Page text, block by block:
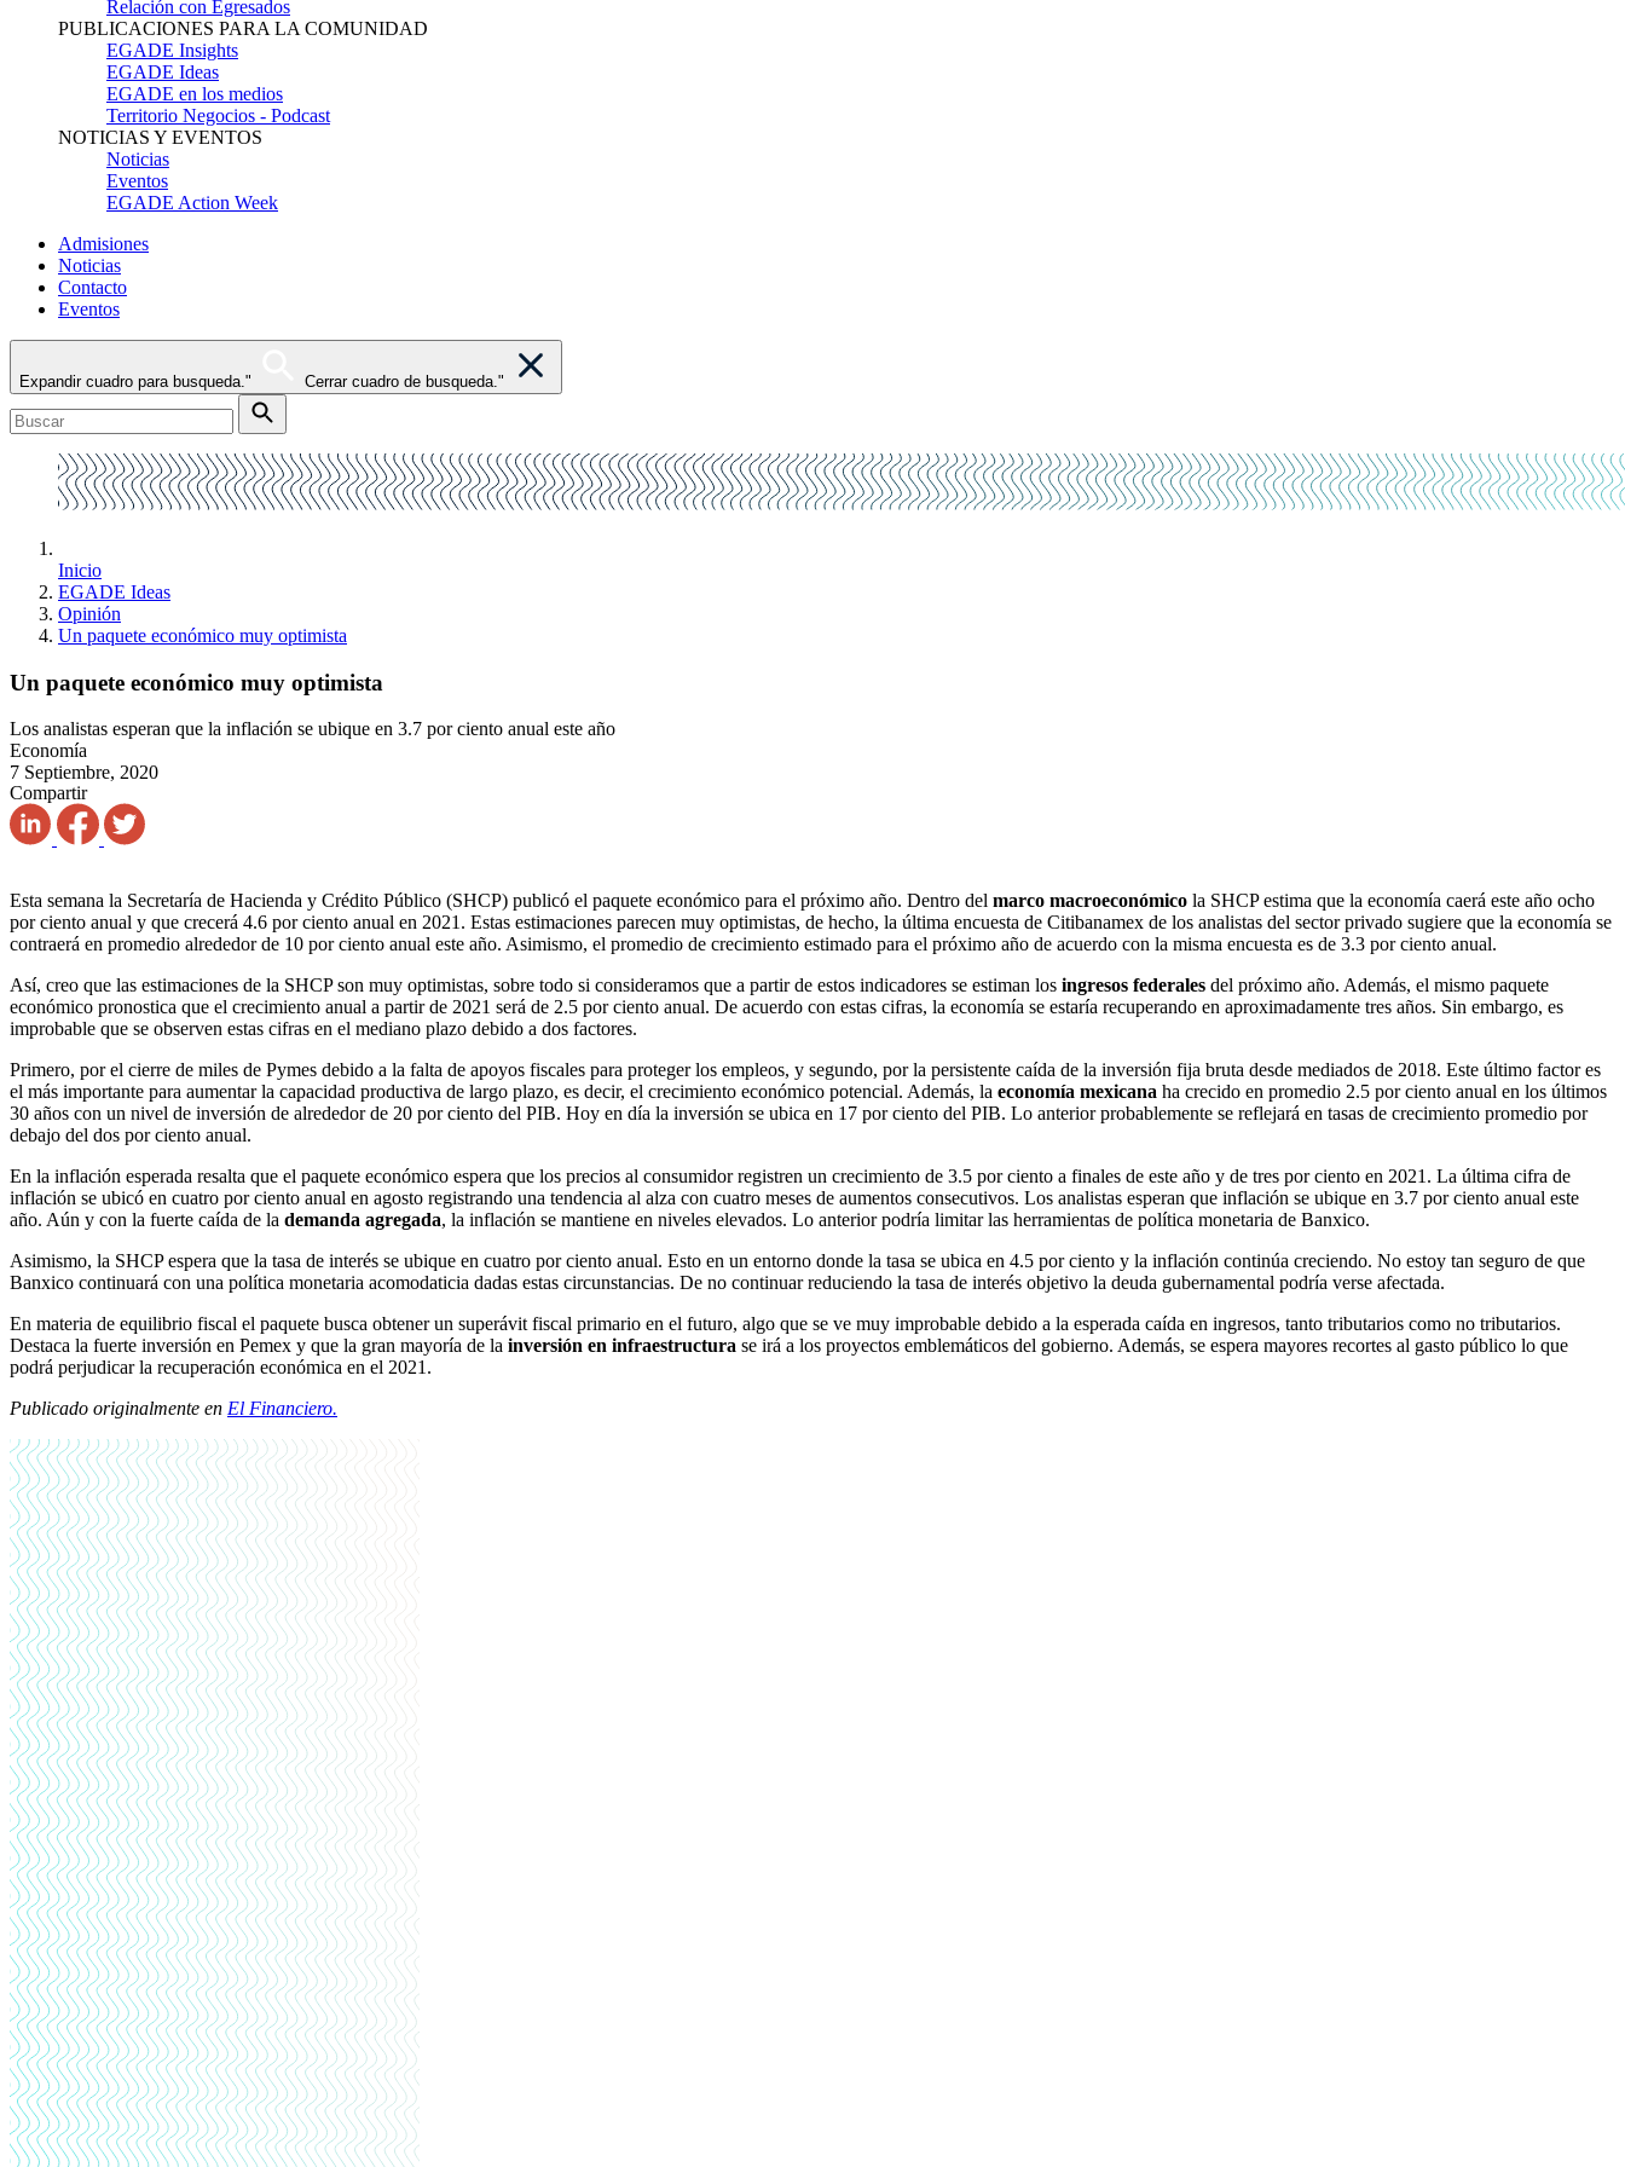
Relación con Egresados
PUBLICACIONES PARA LA COMUNIDAD
EGADE Insights
EGADE Ideas
EGADE en los medios
Territorio Negocios - Podcast
NOTICIAS Y EVENTOS
Noticias
Eventos
EGADE Action Week
Admisiones
Noticias
Contacto
Eventos
Expandir cuadro para busqueda." Cerrar cuadro de busqueda."
Inicio
EGADE Ideas
Opinión
Un paquete económico muy optimista
Un paquete económico muy optimista
Los analistas esperan que la inflación se ubique en 3.7 por ciento anual este año
Economía
7 Septiembre, 2020
Compartir
Esta semana la Secretaría de Hacienda y Crédito Público (SHCP) publicó el paquete económico para el próximo año. Dentro del marco macroeconómico la SHCP estima que la economía caerá este año ocho
por ciento anual y que crecerá 4.6 por ciento anual en 2021. Estas estimaciones parecen muy optimistas, de hecho, la última encuesta de Citibanamex de los analistas del sector privado sugiere que la economía se
contraerá en promedio alrededor de 10 por ciento anual este año. Asimismo, el promedio de crecimiento estimado para el próximo año de acuerdo con la misma encuesta es de 3.3 por ciento anual.
Así, creo que las estimaciones de la SHCP son muy optimistas, sobre todo si consideramos que a partir de estos indicadores se estiman los ingresos federales del próximo año. Además, el mismo paquete
económico pronostica que el crecimiento anual a partir de 2021 será de 2.5 por ciento anual. De acuerdo con estas cifras, la economía se estaría recuperando en aproximadamente tres años. Sin embargo, es
improbable que se observen estas cifras en el mediano plazo debido a dos factores.
Primero, por el cierre de miles de Pymes debido a la falta de apoyos fiscales para proteger los empleos, y segundo, por la persistente caída de la inversión fija bruta desde mediados de 2018. Este último factor es
el más importante para aumentar la capacidad productiva de largo plazo, es decir, el crecimiento económico potencial. Además, la economía mexicana ha crecido en promedio 2.5 por ciento anual en los últimos
30 años con un nivel de inversión de alrededor de 20 por ciento del PIB. Hoy en día la inversión se ubica en 17 por ciento del PIB. Lo anterior probablemente se reflejará en tasas de crecimiento promedio por
debajo del dos por ciento anual.
En la inflación esperada resalta que el paquete económico espera que los precios al consumidor registren un crecimiento de 3.5 por ciento a finales de este año y de tres por ciento en 2021. La última cifra de
inflación se ubicó en cuatro por ciento anual en agosto registrando una tendencia al alza con cuatro meses de aumentos consecutivos. Los analistas esperan que inflación se ubique en 3.7 por ciento anual este
año. Aún y con la fuerte caída de la demanda agregada, la inflación se mantiene en niveles elevados. Lo anterior podría limitar las herramientas de política monetaria de Banxico.
Asimismo, la SHCP espera que la tasa de interés se ubique en cuatro por ciento anual. Esto en un entorno donde la tasa se ubica en 4.5 por ciento y la inflación continúa creciendo. No estoy tan seguro de que
Banxico continuará con una política monetaria acomodaticia dadas estas circunstancias. De no continuar reduciendo la tasa de interés objetivo la deuda gubernamental podría verse afectada.
En materia de equilibrio fiscal el paquete busca obtener un superávit fiscal primario en el futuro, algo que se ve muy improbable debido a la esperada caída en ingresos, tanto tributarios como no tributarios.
Destaca la fuerte inversión en Pemex y que la gran mayoría de la inversión en infraestructura se irá a los proyectos emblemáticos del gobierno. Además, se espera mayores recortes al gasto público lo que
podrá perjudicar la recuperación económica en el 2021.
Publicado originalmente en El Financiero.